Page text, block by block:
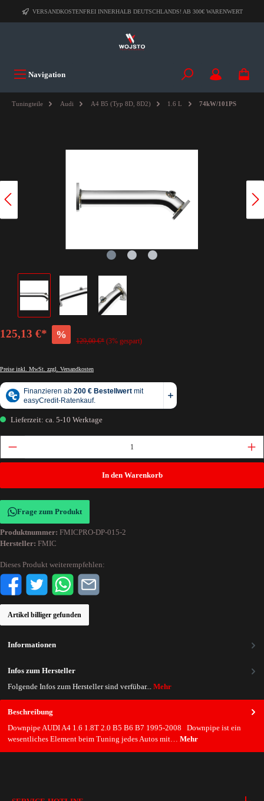
VERSANDKOSTENFREI INNERHALB DEUTSCHLANDS! AB 300€ WARENWERT
Navigation
Tuningteile Audi A4 B5 (Typ 8D, 8D2) 1.6 L 74kW/101PS
125,13 €* %
129,00 €* (3% gespart)
Preise inkl. MwSt. zzgl. Versandkosten
Lieferzeit: ca. 5-10 Werktage
In den Warenkorb
Frage zum Produkt
Produktnummer: FMICPRO-DP-015-2
Hersteller: FMIC
Dieses Produkt weiterempfehlen:
Artikel billiger gefunden
Beschreibung
Downpipe AUDI A4 1.6 1.8T 2.0 B5 B6 B7 1995-2008 Downpipe ist ein
wesentliches Element beim Tuning jedes Autos mit… Mehr
Informationen
Infos zum Hersteller
Folgende Infos zum Hersteller sind verfübar... Mehr